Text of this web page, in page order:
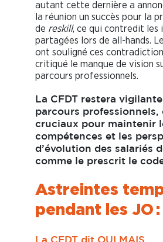
autant cette dernière a
la réunion un succès pour la
de reskill, ce qui contredit les
partagées lors de all-hands.
ont souligné ces
critiqué le manque de vision
parcours professionnels.
La CFDT restera
parcours professionnels,
cruciaux pour maintenir
compétences et les
d’évolution des salariés
comme le prescrit le
Astreintes
pendant les JO :